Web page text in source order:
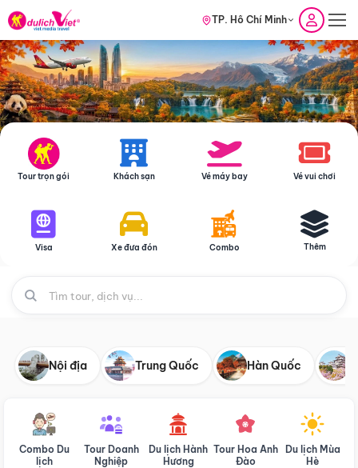
TP. Hồ Chí Minh
Tour trọn gói Khách sạn Vé máy bay Vé vui chơi
Visa Xe đưa đón Combo Thêm
Nội địa Trung Quốc Hàn Quốc
Combo Du
lịch
Tour Doanh
Nghiệp
Du lịch Hành
Hương
Tour Hoa Anh
Đào
Du lịch Mùa
Hè